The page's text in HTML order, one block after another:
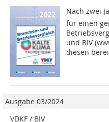
Nach zwei
für einen
und BIV
diesen
Ausgabe 03/2024
VDKF / BIV